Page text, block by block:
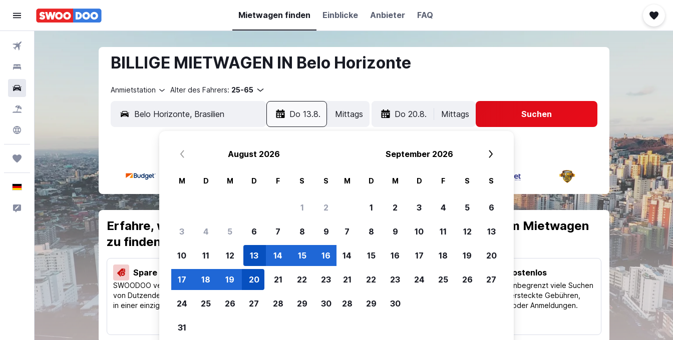
Mietwagen finden Einblicke Anbieter FAQ
Trips
Deutsch
Feedback
BILLIGE MIETWAGEN IN Belo Horizonte
Anmietstation Alter des Fahrers: 25-65
Do 13.8. Mittags Do 20.8. Mittags Suchen
Erfahre, warum unsere Reisenden sich für SWOODOO entscheiden, um Mietwagen
zu finden.
Spare 40 % und mehr
SWOODOO vergleicht Preise
von Dutzenden Reise-Websites
in einer einzigen Suche.
Preisalarm
Lass dich benachrichtigen,
um kein tolles Angebot zu
Anpassung von Trips
Mietwagenergebnisse nach
Kostenlos
Nutze unbegrenzt viele Suchen
ohne versteckte Gebühren,
Kosten oder Anmeldungen.
August 2026
M D M D F S S
1 2
3 4 5 6 7 8 9
10 11 12 13 14 15 16
17 18 19 20 21 22 23
24 25 26 27 28 29 30
31
September 2026
M D M D F S S
1 2 3 4 5 6
7 8 9 10 11 12 13
14 15 16 17 18 19 20
21 22 23 24 25 26 27
28 29 30